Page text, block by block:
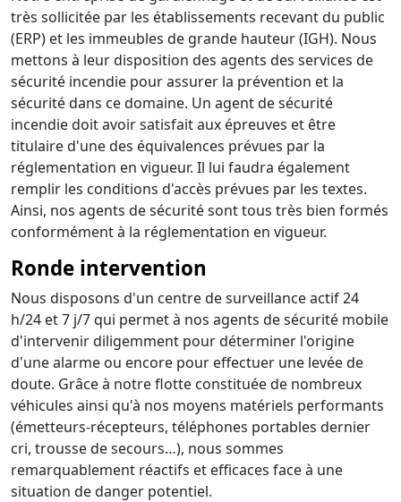
très sollicitée par les établissements recevant du public
(ERP) et les immeubles de grande hauteur (IGH). Nous
mettons à leur disposition des agents des services de
sécurité incendie pour assurer la prévention et la
sécurité dans ce domaine. Un agent de sécurité
incendie doit avoir satisfait aux épreuves et être
titulaire d'une des équivalences prévues par la
réglementation en vigueur. Il lui faudra également
remplir les conditions d'accès prévues par les textes.
Ainsi, nos agents de sécurité sont tous très bien formés
conformément à la réglementation en vigueur.
Ronde intervention
Nous disposons d'un centre de surveillance actif 24
h/24 et 7 j/7 qui permet à nos agents de sécurité mobile
d'intervenir diligemment pour déterminer l'origine
d'une alarme ou encore pour effectuer une levée de
doute. Grâce à notre flotte constituée de nombreux
véhicules ainsi qu'à nos moyens matériels performants
(émetteurs-récepteurs, téléphones portables dernier
cri, trousse de secours…), nous sommes
remarquablement réactifs et efficaces face à une
situation de danger potentiel.